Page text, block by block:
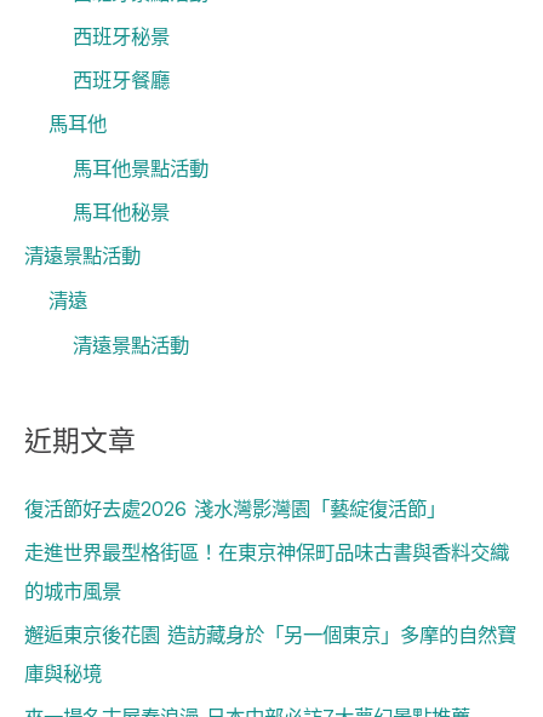
西班牙秘景
西班牙餐廳
馬耳他
馬耳他景點活動
馬耳他秘景
清遠景點活動
清遠
清遠景點活動
近期文章
復活節好去處2026 淺水灣影灣園「藝綻復活節」
走進世界最型格街區！在東京神保町品味古書與香料交織
的城市風景
邂逅東京後花園 造訪藏身於「另一個東京」多摩的自然寶
庫與秘境